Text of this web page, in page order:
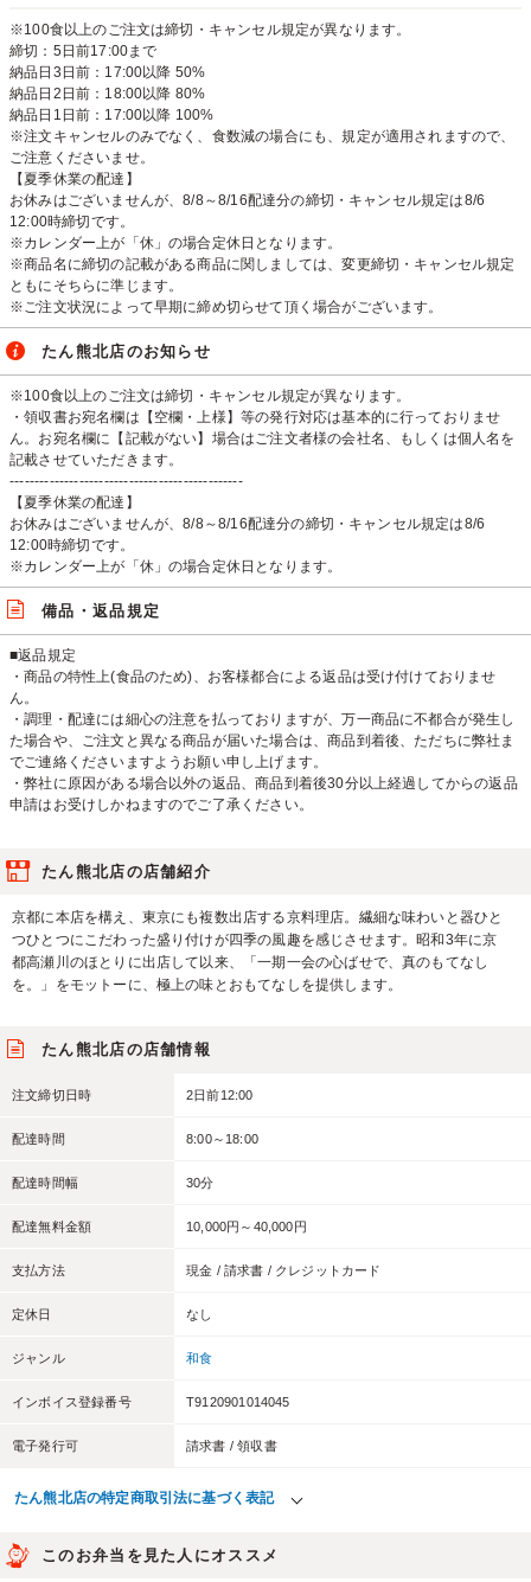
※100食以上のご注文は締切・キャンセル規定が異なります。
締切：5日前17:00まで
納品日3日前：17:00以降 50%
納品日2日前：18:00以降 80%
納品日1日前：17:00以降 100%
※注文キャンセルのみでなく、食数減の場合にも、規定が適用されますので、
ご注意くださいませ。
【夏季休業の配達】
お休みはございませんが、8/8～8/16配達分の締切・キャンセル規定は8/6
12:00時締切です。
※カレンダー上が「休」の場合定休日となります。
※商品名に締切の記載がある商品に関しましては、変更締切・キャンセル規定
ともにそちらに準じます。
※ご注文状況によって早期に締め切らせて頂く場合がございます。
たん熊北店のお知らせ
※100食以上のご注文は締切・キャンセル規定が異なります。
・領収書お宛名欄は【空欄・上様】等の発行対応は基本的に行っておりませ
ん。お宛名欄に【記載がない】場合はご注文者様の会社名、もしくは個人名を
記載させていただきます。
-----------------------------------------------
【夏季休業の配達】
お休みはございませんが、8/8～8/16配達分の締切・キャンセル規定は8/6
12:00時締切です。
※カレンダー上が「休」の場合定休日となります。
備品・返品規定
■返品規定
・商品の特性上(食品のため)、お客様都合による返品は受け付けておりませ
ん。
・調理・配達には細心の注意を払っておりますが、万一商品に不都合が発生し
た場合や、ご注文と異なる商品が届いた場合は、商品到着後、ただちに弊社ま
でご連絡くださいますようお願い申し上げます。
・弊社に原因がある場合以外の返品、商品到着後30分以上経過してからの返品
申請はお受けしかねますのでご了承ください。
たん熊北店の店舗紹介
京都に本店を構え、東京にも複数出店する京料理店。繊細な味わいと器ひと
つひとつにこだわった盛り付けが四季の風趣を感じさせます。昭和3年に京
都高瀬川のほとりに出店して以来、「一期一会の心ばせで、真のもてなし
を。」をモットーに、極上の味とおもてなしを提供します。
たん熊北店の店舗情報
注文締切日時 2日前12:00
配達時間 8:00～18:00
配達時間幅 30分
配達無料金額 10,000円～40,000円
支払方法 現金 / 請求書 / クレジットカード
定休日 なし
ジャンル 和食
インボイス登録番号 T9120901014045
電子発行可 請求書 / 領収書
たん熊北店の特定商取引法に基づく表記
このお弁当を見た人にオススメ